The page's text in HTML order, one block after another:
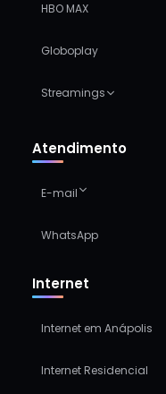
HBO MAX
Globoplay
Streamings
Atendimento
E-mail
WhatsApp
Internet
Internet em Anápolis
Internet Residencial